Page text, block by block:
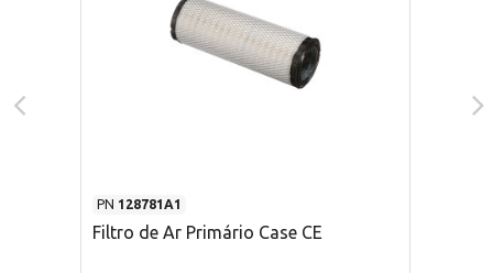
PN 128781A1
Filtro de Ar Primário Case CE